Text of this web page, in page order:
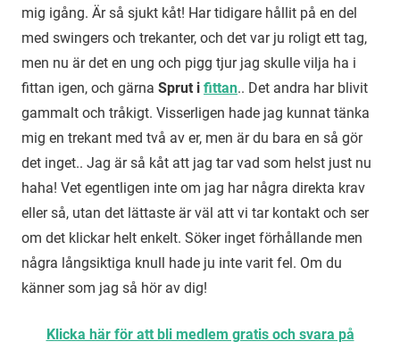
mig igång. Är så sjukt kåt! Har tidigare hållit på en del
med swingers och trekanter, och det var ju roligt ett tag,
men nu är det en ung och pigg tjur jag skulle vilja ha i
fittan igen, och gärna Sprut i fittan.. Det andra har blivit
gammalt och tråkigt. Visserligen hade jag kunnat tänka
mig en trekant med två av er, men är du bara en så gör
det inget.. Jag är så kåt att jag tar vad som helst just nu
haha! Vet egentligen inte om jag har några direkta krav
eller så, utan det lättaste är väl att vi tar kontakt och ser
om det klickar helt enkelt. Söker inget förhållande men
några långsiktiga knull hade ju inte varit fel. Om du
känner som jag så hör av dig!
Klicka här för att bli medlem gratis och svara på